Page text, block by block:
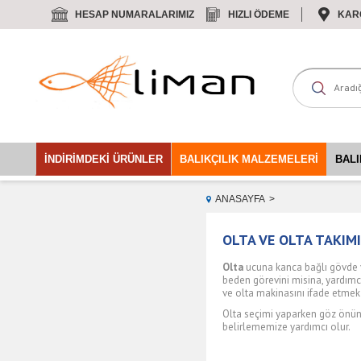
HESAP NUMARALARIMIZ HIZLI ÖDEME
İNDIRIMDEKI ÜRÜNLER BALIKÇILIK MALZEMELERI
ANASAYFA
OLTA VE OLTA TAKIMI
Olta ucuna kanca bağlı
beden görevini misina,
ve olta makinasını ifade
Olta seçimi yaparken göz
belirlememize yardımcı olur.